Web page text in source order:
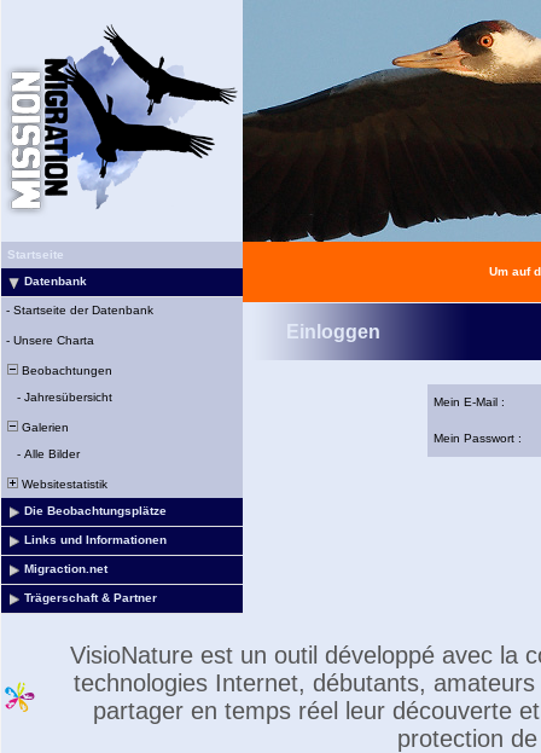
Startseite
Datenbank
- Startseite der Datenbank
- Unsere Charta
Beobachtungen
- Jahresübersicht
Galerien
- Alle Bilder
Websitestatistik
Die Beobachtungsplätze
Links und Informationen
Migraction.net
Trägerschaft & Partner
Um auf
Einloggen
Mein E-Mail :
Mein Passwort :
VisioNature est un outil développé avec la
technologies Internet, débutants,
partager en temps réel leur découverte
protection